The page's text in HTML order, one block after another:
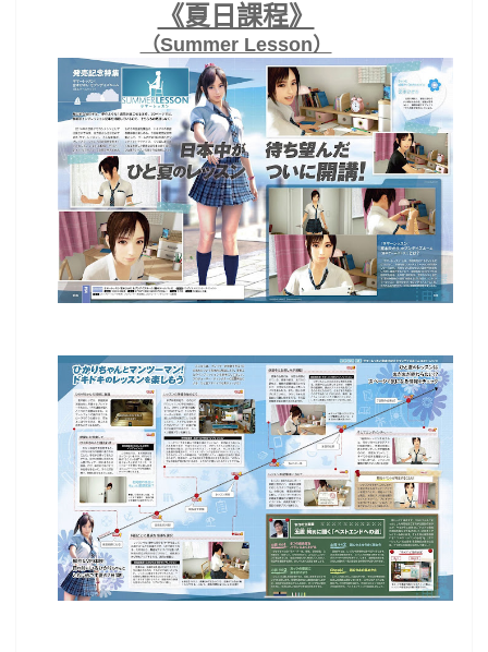
《夏日課程》
（Summer Lesson）